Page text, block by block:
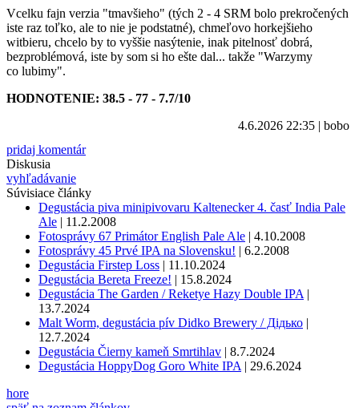
Vcelku fajn verzia "tmavšieho" (tých 2 - 4 SRM bolo prekročených
iste raz toľko, ale to nie je podstatné), chmeľovo horkejšieho
witbieru, chcelo by to vyššie nasýtenie, inak pitelnosť dobrá,
bezproblémová, iste by som si ho ešte dal... takže "Warzymy
co lubimy".
HODNOTENIE: 38.5 - 77 - 7.7/10
4.6.2026 22:35 | bobo
pridaj komentár
Diskusia
vyhľadávanie
Súvisiace články
Degustácia piva minipivovaru Kaltenecker 4. časť India Pale
Ale | 11.2.2008
Fotosprávy 67 Primátor English Pale Ale | 4.10.2008
Fotosprávy 45 Prvé IPA na Slovensku! | 6.2.2008
Degustácia Firstep Loss | 11.10.2024
Degustácia Bereta Freeze! | 15.8.2024
Degustácia The Garden / Reketye Hazy Double IPA |
13.7.2024
Malt Worm, degustácia pív Didko Brewery / Дідько |
12.7.2024
Degustácia Čierny kameň Smrtihlav | 8.7.2024
Degustácia HoppyDog Goro White IPA | 29.6.2024
hore